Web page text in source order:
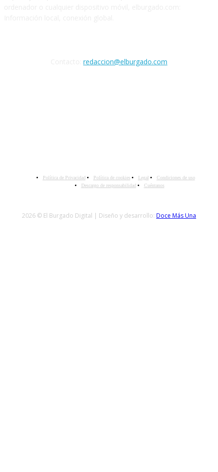
redaccion@elburgado.com
Política de Privacidad Política de cookies Legal
Condiciones de uso
Descargo de responsabilidad
Cuéntanos
2026 © El Burgado Digital | Diseño y desarrollo: Doce Más Una